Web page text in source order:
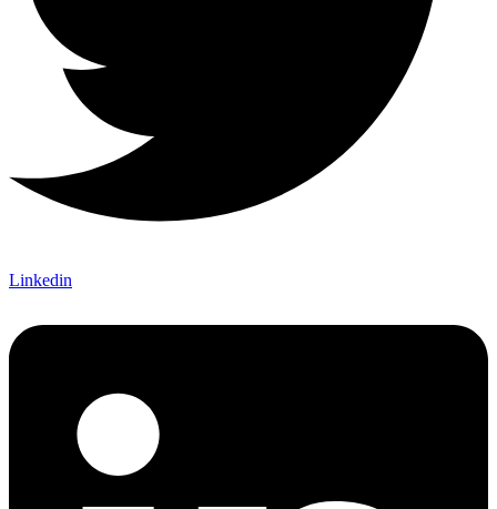
Linkedin